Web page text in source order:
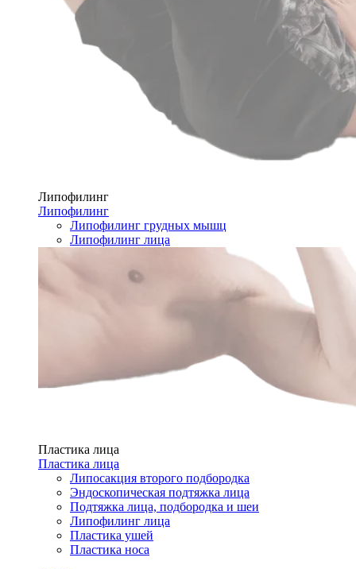
Липофилинг
Липофилинг
Липофилинг грудных мышц
Липофилинг лица
Пластика лица
Пластика лица
Липосакция второго подбородка
Эндоскопическая подтяжка лица
Подтяжка лица, подбородка и шеи
Липофилинг лица
Пластика ушей
Пластика носа